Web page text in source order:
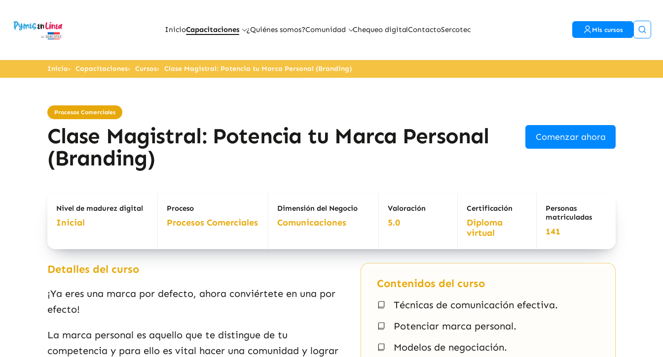
InicioCapacitaciones ¿Quiénes somos?Comunidad Chequeo digitalContactoSercotec Mis cursos
Inicio Capacitaciones Cursos Clase Magistral: Potencia tu Marca Personal (Branding)
Procesos Comerciales
Clase Magistral: Potencia tu Marca Personal
(Branding)
Comenzar ahora
Nivel de madurez digital
Inicial
Proceso
Procesos Comerciales
Dimensión del Negocio
Comunicaciones
Valoración
5.0
Certificación
Diploma
virtual
Personas
matriculadas
141
Detalles del curso
¡Ya eres una marca por defecto, ahora conviértete en una por
efecto!
La marca personal es aquello que te distingue de tu
competencia y para ello es vital hacer una comunidad y lograr
Contenidos del curso
Técnicas de comunicación efectiva.
Potenciar marca personal.
Modelos de negociación.